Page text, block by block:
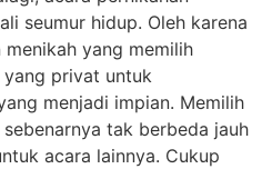
seumur hidup. Oleh karena
yang memilih
privat untuk
menjadi impian. Memilih
tak berbeda jauh
acara lainnya. Cukup